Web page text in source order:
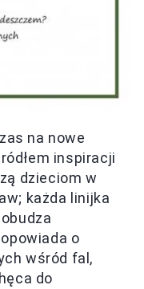
na nowe
inspiracji
dzieciom w
każda linijka
o
wśród fal,
do